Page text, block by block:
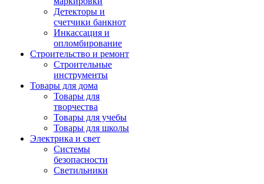
Детекторы и
счетчики банкнот
Инкассация и
опломбирование
Строительство и ремонт
Строительные
инструменты
Товары для дома
Товары для
творчества
Товары для учебы
Товары для школы
Электрика и свет
Системы
безопасности
Светильники